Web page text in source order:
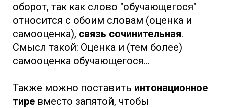
оборот, так как слово "обучающегося"
относится с обоим словам (оценка и
самооценка), связь сочинительная.
Смысл такой: Оценка и (тем более)
самооценка обучающегося...
Также можно поставить интонационное
тире вместо запятой, чтобы